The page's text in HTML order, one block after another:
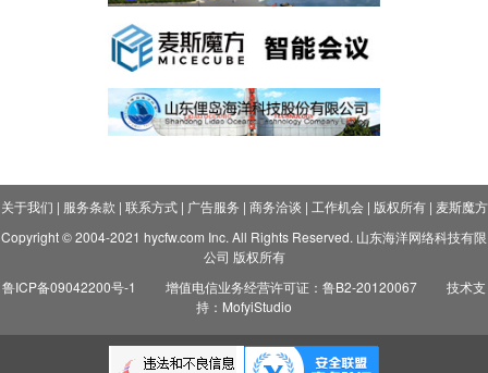
关于我们 | 服务条款 | 联系方式| 广告服务 | 商务洽谈 | 工作机会| 版权所有| 麦斯魔方
Copyright © 2004-2021 hycfw.com Inc. All Rights Reserved. 山东海洋网络科技有限
公司 版权所有
鲁ICP备09042200号-1
增值电信业务经营许可证：鲁B2-20120067
技术支
持：MofyiStudio